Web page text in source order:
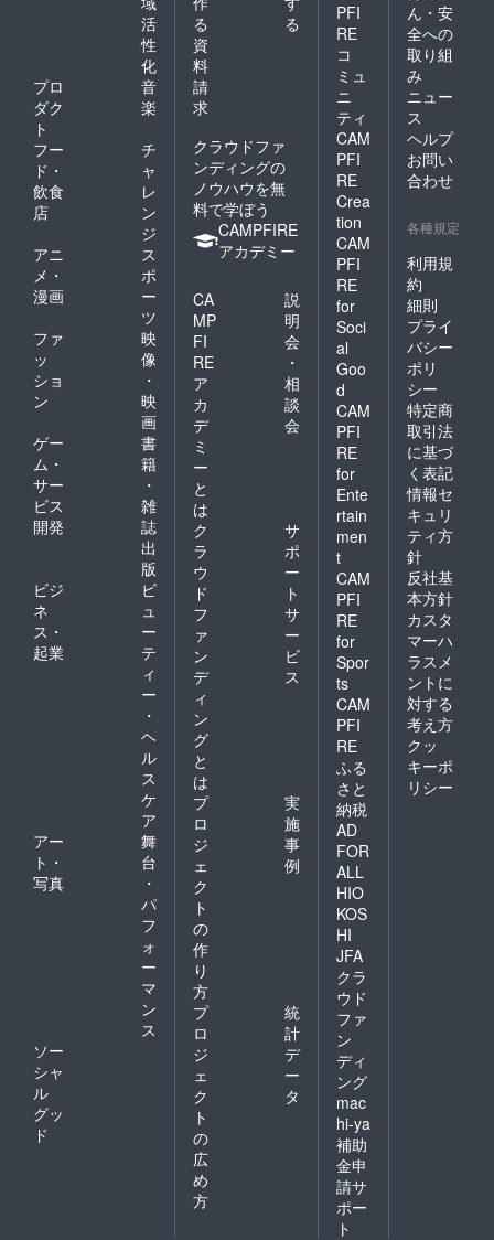
活
性
化
プロ
ダク
ト
音
楽
フー
ド・
飲食
店
チ
ャ
レ
ン
ジ
アニ
メ・
漫画
ス
ポ
ー
ツ
ファ
ッ
ショ
ン
映
像
・
映
画
ゲー
ム・
サー
ビス
開発
書
籍
・
雑
誌
出
版
ビジ
ネ
ス・
起業
ビ
ュ
ー
テ
ィ
ー
・
ヘ
ル
ス
ケ
ア
アー
ト・
写真
舞
台
・
パ
フ
ォ
ー
マ
ン
ス
ソー
シャ
ル
グッ
ド
る
る
資
料
請
求
クラウドファ
ンディングの
ノウハウを無
料で学ぼう
CAMPFIRE
アカデミー
CA
MP
FI
RE
ア
カ
デ
ミ
ー
と
は
説
明
会
・
相
談
会
ク
ラ
ウ
ド
フ
ァ
ン
デ
ィ
ン
グ
と
は
サ
ポ
ー
ト
サ
ー
ビ
ス
プ
ロ
ジ
ェ
ク
ト
の
作
り
方
実
施
事
例
プ
ロ
ジ
ェ
ク
ト
の
広
め
方
統
計
デ
ー
タ
PFI
RE
コ
ミュ
ニ
ティ
CAM
PFI
RE
Crea
tion
CAM
PFI
RE
for
Soci
al
Goo
d
CAM
PFI
RE
for
Ente
rtain
men
t
CAM
PFI
RE
for
Spor
ts
CAM
PFI
RE
ふる
さと
納税
AD
FOR
ALL
HIO
KOS
HI
JFA
クラ
ウド
ファ
ン
ディ
ング
mac
hi-ya
補助
金申
請サ
ポー
ト
ん・安
全への
取り組
み
ニュー
ス
ヘルプ
お問い
合わせ
各種規定
利用規
約
細則
プライ
バシー
ポリ
シー
特定商
取引法
に基づ
く表記
情報セ
キュリ
ティ方
針
反社基
本方針
カスタ
マーハ
ラスメ
ントに
対する
考え方
クッ
キーポ
リシー